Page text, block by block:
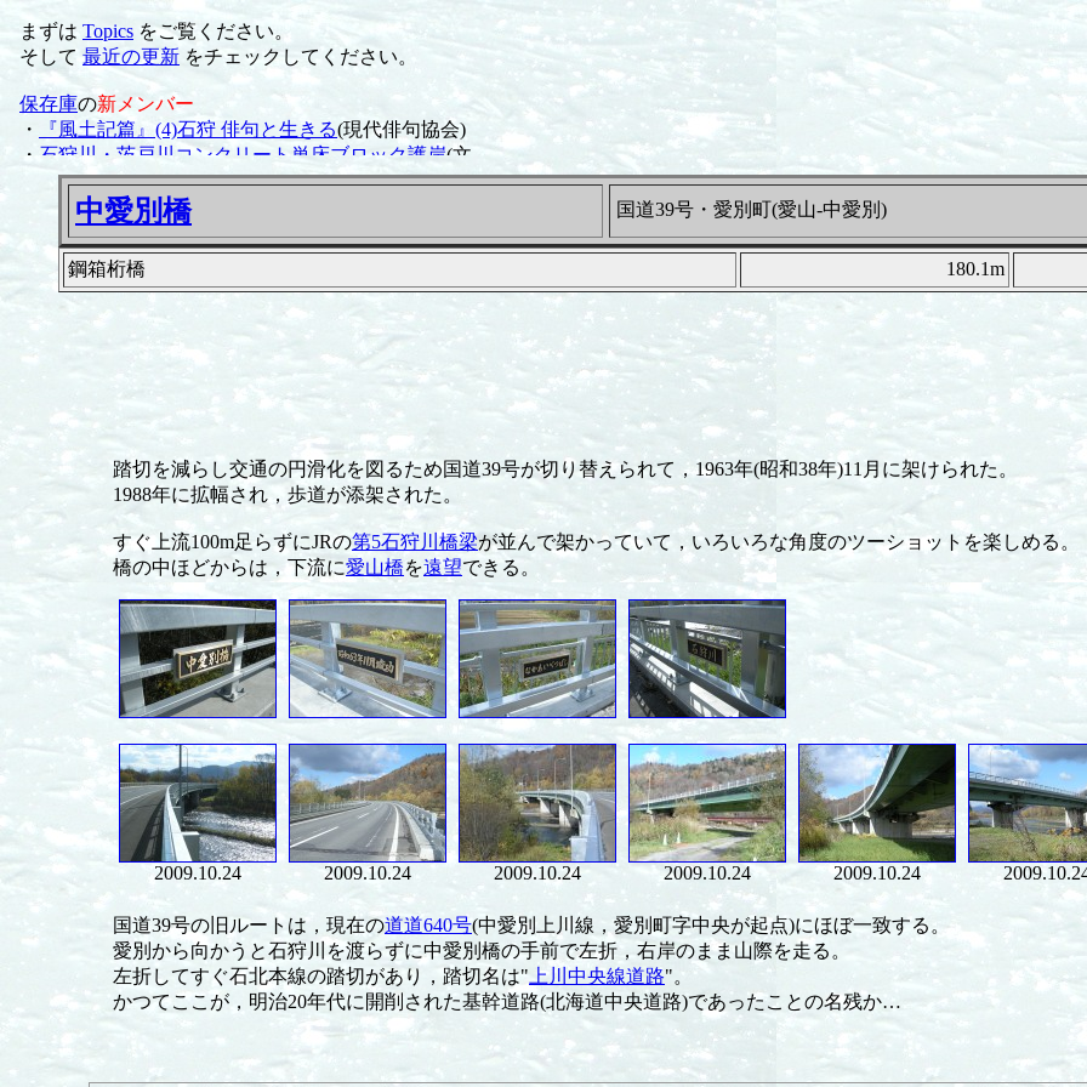
中愛別橋 国道39号・愛別町(愛山-中愛別)
鋼箱桁橋 180.1m
踏切を減らし交通の円滑化を図るため国道39号が切り替えられて，1963年(昭和38年)11月に架けられた。
1988年に拡幅され，歩道が添架された。
すぐ上流100m足らずにJRの第5石狩川橋梁が並んで架かっていて，いろいろな角度のツーショットを楽しめる。
橋の中ほどからは，下流に愛山橋を遠望できる。
2009.10.24 2009.10.24 2009.10.24 2009.10.24 2009.10.24
国道39号の旧ルートは，現在の道道640号(中愛別上川線，愛別町字中央が起点)にほぼ一致する。
愛別から向かうと石狩川を渡らずに中愛別橋の手前で左折，右岸のまま山際を走る。
左折してすぐ石北本線の踏切があり，踏切名は" 上川中央線道路"。
かつてここが，明治20年代に開削された基幹道路(北海道中央道路)であったことの名残か…